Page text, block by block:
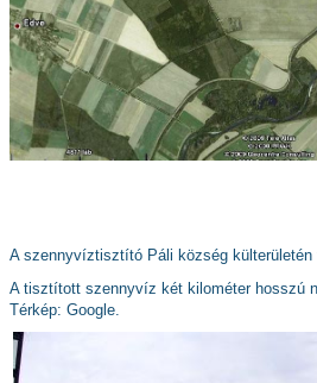
A szennyvíztisztító Páli község külterületén
A tisztított szennyvíz két kilométer hosszú
Térkép: Google.